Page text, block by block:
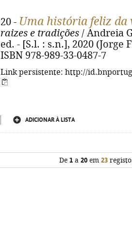
20 - Uma história feliz da
raizes e tradições / Andreia
ed. - [S.l. : s.n.], 2020 (Jorge
ISBN 978-989-33-0487-7
Link persistente: http://
ADICIONAR À LISTA
De 1a 20em 23